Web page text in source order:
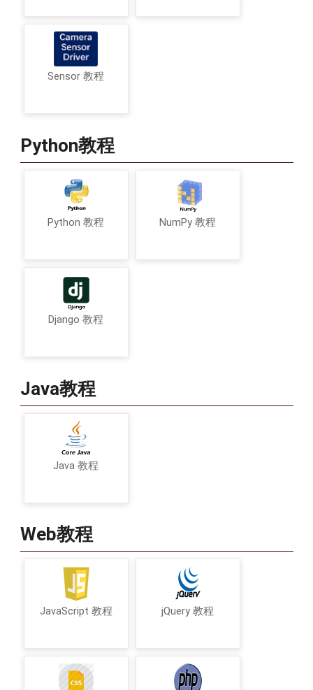
Sensor 教程
Python教程
Python 教程 NumPy 教程
Django 教程
Java教程
Java 教程
Web教程
JavaScript 教程 jQuery 教程